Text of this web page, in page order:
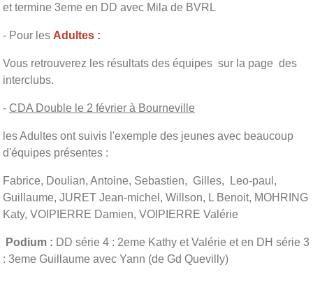
et termine 3eme en DD avec Mila de BVRL
- Pour les Adultes :
Vous retrouverez les résultats des équipes sur la page des
interclubs.
- CDA Double le 2 février à Bourneville
les Adultes ont suivis l'exemple des jeunes avec beaucoup
d'équipes présentes :
Fabrice, Doulian, Antoine, Sebastien, Gilles, Leo-paul,
Guillaume, JURET Jean-michel, Willson, L Benoit, MOHRING
Katy, VOIPIERRE Damien, VOIPIERRE Valérie
Podium : DD série 4 : 2eme Kathy et Valérie et en DH série 3
: 3eme Guillaume avec Yann (de Gd Quevilly)